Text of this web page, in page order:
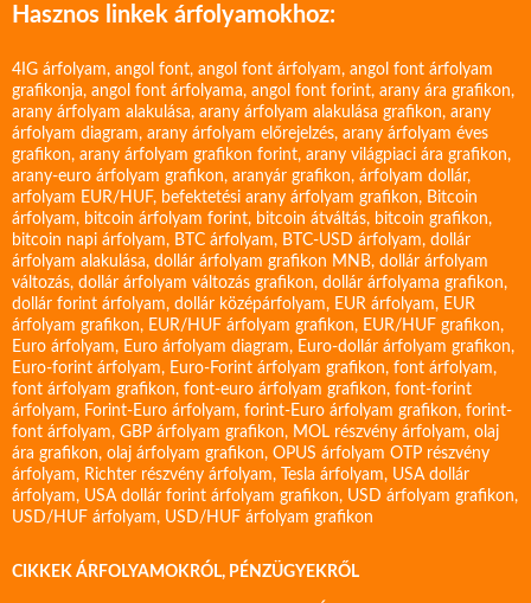
Hasznos linkek árfolyamokhoz:
4IG árfolyam, angol font, angol font árfolyam, angol font árfolyam
grafikonja, angol font árfolyama, angol font forint, arany ára grafikon,
arany árfolyam alakulása, arany árfolyam alakulása grafikon, arany
árfolyam diagram, arany árfolyam előrejelzés, arany árfolyam éves
grafikon, arany árfolyam grafikon forint, arany világpiaci ára grafikon,
arany-euro árfolyam grafikon, aranyár grafikon, árfolyam dollár,
arfolyam EUR/HUF, befektetési arany árfolyam grafikon, Bitcoin
árfolyam, bitcoin árfolyam forint, bitcoin átváltás, bitcoin grafikon,
bitcoin napi árfolyam, BTC árfolyam, BTC-USD árfolyam, dollár
árfolyam alakulása, dollár árfolyam grafikon MNB, dollár árfolyam
változás, dollár árfolyam változás grafikon, dollár árfolyama grafikon,
dollár forint árfolyam, dollár középárfolyam, EUR árfolyam, EUR
árfolyam grafikon, EUR/HUF árfolyam grafikon, EUR/HUF grafikon,
Euro árfolyam, Euro árfolyam diagram, Euro-dollár árfolyam grafikon,
Euro-forint árfolyam, Euro-Forint árfolyam grafikon, font árfolyam,
font árfolyam grafikon, font-euro árfolyam grafikon, font-forint
árfolyam, Forint-Euro árfolyam, forint-Euro árfolyam grafikon, forint-
font árfolyam, GBP árfolyam grafikon, MOL részvény árfolyam, olaj
ára grafikon, olaj árfolyam grafikon, OPUS árfolyam OTP részvény
árfolyam, Richter részvény árfolyam, Tesla árfolyam, USA dollár
árfolyam, USA dollár forint árfolyam grafikon, USD árfolyam grafikon,
USD/HUF árfolyam, USD/HUF árfolyam grafikon
CIKKEK ÁRFOLYAMOKRÓL, PÉNZÜGYEKRŐL